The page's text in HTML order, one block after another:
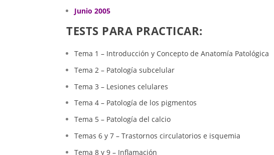
Junio 2005
TESTS PARA PRACTICAR:
Tema 1 – Introducción y Concepto de Anatomía Patológica
Tema 2 – Patología subcelular
Tema 3 – Lesiones celulares
Tema 4 – Patología de los pigmentos
Tema 5 – Patología del calcio
Temas 6 y 7 – Trastornos circulatorios e isquemia
Tema 8 y 9 – Inflamación